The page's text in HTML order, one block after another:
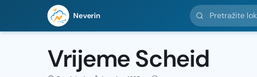
Neverin
Pretražite lokacije
Vrijeme Scheid